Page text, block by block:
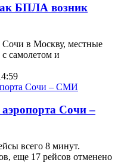
БПЛА возник
в Москву, местные
с самолетом и
Сочи –
всего 8 минут.
еще 17 рейсов отменено